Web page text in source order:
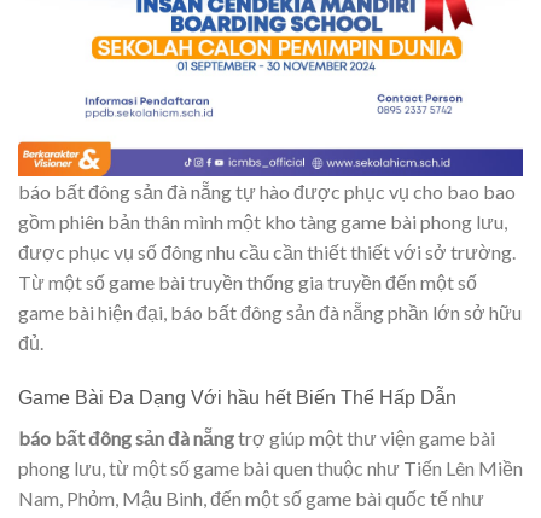
báo bất đông sản đà nẵng tự hào được phục vụ cho bao bao
gồm phiên bản thân mình một kho tàng game bài phong lưu,
được phục vụ số đông nhu cầu cần thiết thiết với sở trường.
Từ một số game bài truyền thống gia truyền đến một số
game bài hiện đại, báo bất đông sản đà nẵng phần lớn sở hữu
đủ.
Game Bài Đa Dạng Với hầu hết Biến Thể Hấp Dẫn
báo bất đông sản đà nẵngtrợ giúp một thư viện game bài
phong lưu, từ một số game bài quen thuộc như Tiến Lên Miền
Nam, Phỏm, Mậu Binh, đến một số game bài quốc tế như